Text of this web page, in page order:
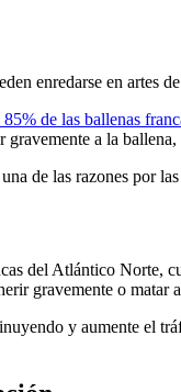
enredarse en artes
85% de las ballenas
gravemente a la
de las razones por
del Atlántico Norte,
gravemente o matar
y aumente el